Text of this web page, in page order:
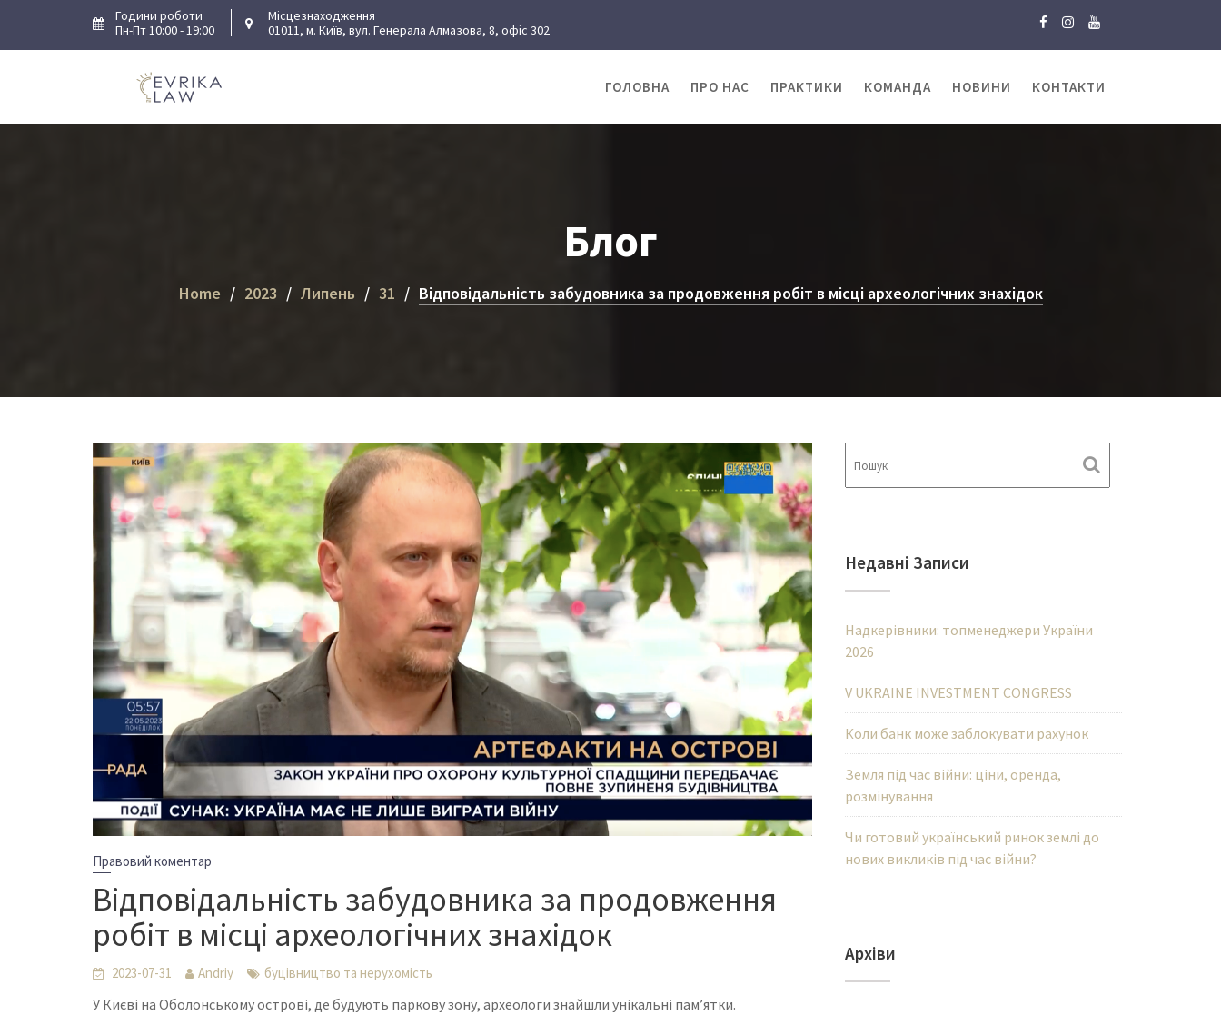
content
Години роботи
Пн-Пт 10:00 - 19:00
Місцезнаходження
01011, м. Київ, вул. Генерала Алмазова, 8, офіс 302
ГОЛОВНА ПРО НАС ПРАКТИКИ КОМАНДА НОВИНИ КОНТАКТИ
Блог
Home 2023 Липень 31 Відповідальність забудовника за продовження робіт в місці археологічних знахідок
Правовий коментар
Відповідальність забудовника за продовження
робіт в місці археологічних знахідок
2023-07-31 Andriy буцівництво та нерухомість
У Києві на Оболонському острові, де будують паркову зону, археологи знайшли унікальні пам’ятки.
Недавні Записи
Надкерівники: топменеджери України
2026
V UKRAINE INVESTMENT CONGRESS
Коли банк може заблокувати рахунок
Земля під час війни: ціни, оренда,
розмінування
Чи готовий український ринок землі до
нових викликів під час війни?
Архіви